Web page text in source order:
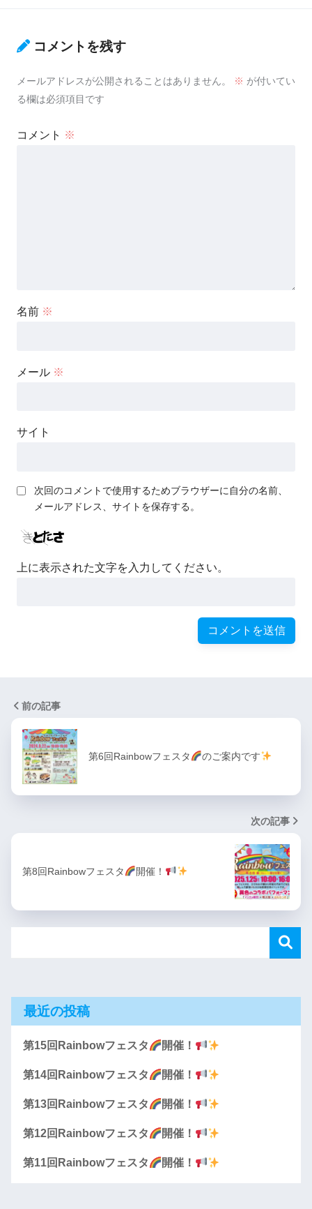
コメントを残す
メールアドレスが公開されることはありません。 ※ が付いてい
る欄は必須項目です
コメント ※
名前 ※
メール ※
サイト
次回のコメントで使用するためブラウザーに自分の名前、
メールアドレス、サイトを保存する。
上に表示された文字を入力してください。
前の記事
第6回Rainbowフェスタ のご案内です
次の記事
第8回Rainbowフェスタ 開催！
最近の投稿
第15回Rainbowフェスタ 開催！
第14回Rainbowフェスタ 開催！
第13回Rainbowフェスタ 開催！
第12回Rainbowフェスタ 開催！
第11回Rainbowフェスタ 開催！